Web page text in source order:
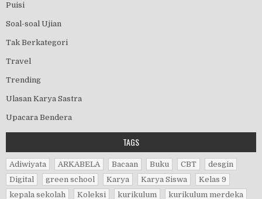
Puisi
Soal-soal Ujian
Tak Berkategori
Travel
Trending
Ulasan Karya Sastra
Upacara Bendera
TAGS
Adiwiyata ARKABELA Bacaan Buku CBT
desgin
Digital
green school Karya Karya Siswa
Kelas 9
kepala sekolah
Koleksi kurikulum
kurikulum merdeka